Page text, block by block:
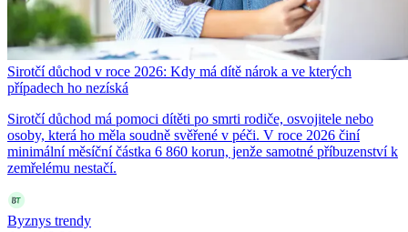
Sirotčí důchod v roce 2026: Kdy má dítě nárok a ve kterých
případech ho nezíská
Sirotčí důchod má pomoci dítěti po smrti rodiče, osvojitele nebo
osoby, která ho měla soudně svěřené v péči. V roce 2026 činí
minimální měsíční částka 6 860 korun, jenže samotné příbuzenství k
zemřelému nestačí.
Byznys trendy